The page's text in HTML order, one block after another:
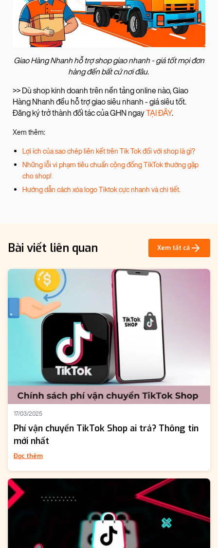
Giao Hàng Nhanh hỗ trợ shop giao nhanh - giá tốt mọi đơn
hàng đến bất cứ nơi đâu.
>> Dù shop kinh doanh trên nền tảng online nào, Giao
Hàng Nhanh đều hỗ trợ giao siêu nhanh - giá siêu tốt.
Đăng ký trở thành đối tác của GHN ngayTẠI ĐÂY.
Xem thêm:
Lợi ích của sao chép liên kết trên Tik Tok đối với shop là gì?
Những lỗi vi phạm tiêu chuẩn cộng đồng TikTok thường gặp
cho shop!
Hướng dẫn cách xóa logo Tiktok cực nhanh và chi tiết.
Bài viết liên quan Xem tất cả
17/03/2025
Phí vận chuyển TikTok Shop ai trả? Thông tin
mới nhất
Đọc thêm